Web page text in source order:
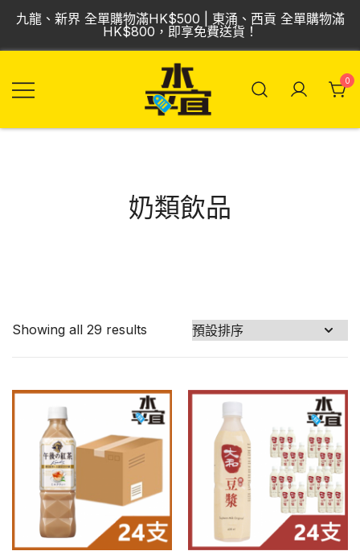
Skip
content
九龍、新界 全單購物滿HK$500 | 東涌、西貢 全單購物滿
HK$800，即享免費送貨！
0
奶類飲品
Showing all 29 results